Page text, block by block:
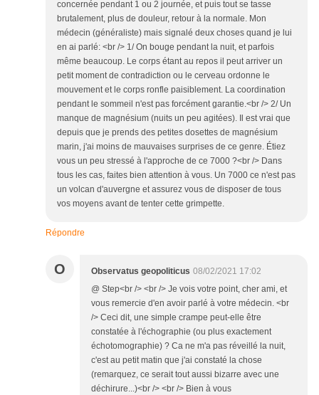
concernée pendant 1 ou 2 journée, et puis tout se tasse
brutalement, plus de douleur, retour à la normale. Mon
médecin (généraliste) mais signalé deux choses quand je lui
en ai parlé: <br /> 1/ On bouge pendant la nuit, et parfois
même beaucoup. Le corps étant au repos il peut arriver un
petit moment de contradiction ou le cerveau ordonne le
mouvement et le corps ronfle paisiblement. La coordination
pendant le sommeil n'est pas forcément garantie.<br /> 2/ Un
manque de magnésium (nuits un peu agitées). Il est vrai que
depuis que je prends des petites dosettes de magnésium
marin, j'ai moins de mauvaises surprises de ce genre. Étiez
vous un peu stressé à l'approche de ce 7000 ?<br /> Dans
tous les cas, faites bien attention à vous. Un 7000 ce n'est pas
un volcan d'auvergne et assurez vous de disposer de tous
vos moyens avant de tenter cette grimpette.
Répondre
O Observatus geopoliticus 08/02/2021 17:02
@ Step<br /> <br /> Je vois votre point, cher ami, et
vous remercie d'en avoir parlé à votre médecin. <br
/> Ceci dit, une simple crampe peut-elle être
constatée à l'échographie (ou plus exactement
échotomographie) ? Ca ne m'a pas réveillé la nuit,
c'est au petit matin que j'ai constaté la chose
(remarquez, ce serait tout aussi bizarre avec une
déchirure...)<br /> <br /> Bien à vous